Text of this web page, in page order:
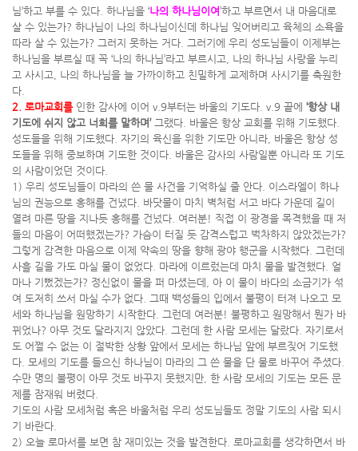
님’하고 부를 수 있다. 하나님을 ‘나의 하나님이여’하고 부르면서 내 마음대로
살 수 있는가? 하나님이 나의 하나님이신데 하나님 잊어버리고 육체의 소욕을
따라 살 수 있는가? 그러지 못하는 거다. 그러기에 우리 성도님들이 이제부는
하나님을 부르실 때 꼭 ‘나의 하나님’라고 부르시고, 나의 하나님 사랑을 누리
고 사시고, 나의 하나님을 늘 가까이하고 친밀하게 교제하며 사시기를 축원한
다.
2. 로마교회를인한 감사에 이어 v.9부터는 바울의 기도다. v.9 끝에 ‘항상 내
기도에 쉬지 않고 너희를 말하며’그랬다. 바울은 항상 교회를 위해 기도했다.
성도들을 위해 기도했다. 자기의 육신을 위한 기도만 아니라, 바울은 항상 성
도들을 위해 중보하며 기도한 것이다. 바울은 감사의 사람일뿐 아니라 또 기도
의 사람이었던 것이다.
1) 우리 성도님들이 마라의 쓴 물 사건을 기억하실 줄 안다. 이스라엘이 하나
님의 권능으로 홍해를 건넜다. 바닷물이 마치 벽처럼 서고 바다 가운데 길이
열려 마른 땅을 지나듯 홍해를 건넜다. 여러분! 직접 이 광경을 목격했을 때 저
들의 마음이 어떠했겠는가? 가슴이 터질 듯 감격스럽고 벅차하지 않았겠는가?
그렇게 감격한 마음으로 이제 약속의 땅을 향해 광야 행군을 시작했다. 그런데
사흘 길을 가도 마실 물이 없었다. 마라에 이르렀는데 마치 물을 발견했다. 얼
마나 기뻤겠는가? 정신없이 물을 퍼 마셨는데, 아 이 물이 바다의 소금기가 섞
여 도저히 쓰서 마실 수가 없다. 그때 백성들의 입에서 불평이 터져 나오고 모
세와 하나님을 원망하기 시작한다. 그런데 여러분! 불평하고 원망해서 뭔가 바
뀌었나? 아무 것도 달라지지 않았다. 그런데 한 사람 모세는 달랐다. 자기로서
도 어쩔 수 없는 이 절박한 상황 앞에서 모세는 하나님 앞에 부르짖어 기도했
다. 모세의 기도를 들으신 하나님이 마라의 그 쓴 물을 단 물로 바꾸어 주셨다.
수만 명의 불평이 아무 것도 바꾸지 못했지만, 한 사람 모세의 기도는 모든 문
제를 잠재워 버렸다.
기도의 사람 모세처럼 혹은 바울처럼 우리 성도님들도 정말 기도의 사람 되시
기 바란다.
2) 오늘 로마서를 보면 참 재미있는 것을 발견한다. 로마교회를 생각하면서 바